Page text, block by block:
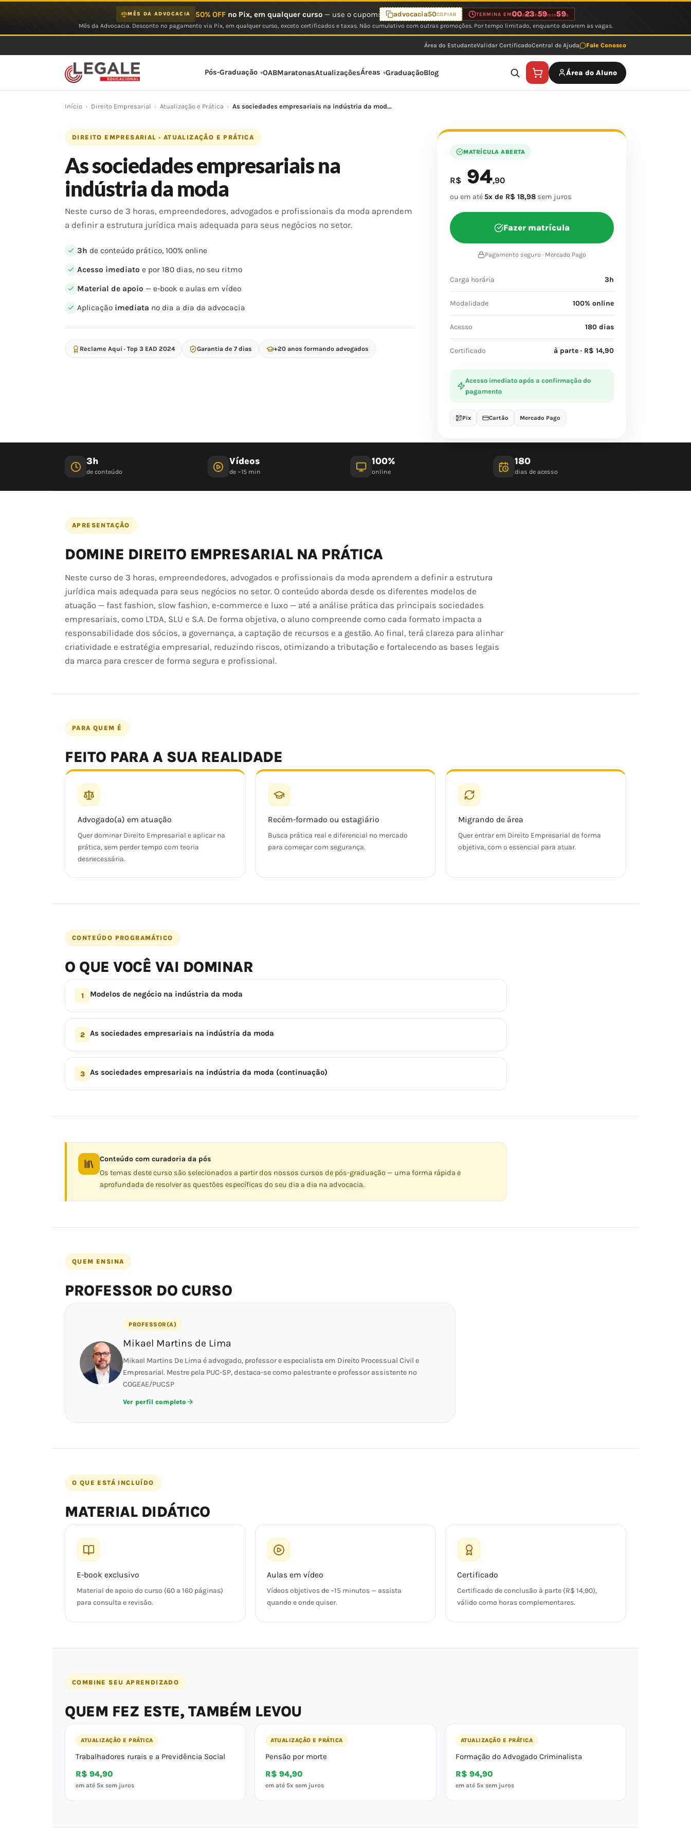
MÊS DA ADVOCACIA 50% OFFno Pix, em qualquer curso— use o cupom: advocacia50COPIAR TERMINA EM00d23 h59min59s
Mês da Advocacia. Desconto no pagamento via Pix, em qualquer curso, exceto certificados e taxas. Não cumulativo com outras promoções. Por tempo limitado, enquanto durarem as vagas.
Área do EstudanteValidar CertificadoCentral de Ajuda Fale Conosco
Pós-Graduação OABMaratonasAtualizaçõesÁreas GraduaçãoBlog Área do Aluno
Início › Direito Empresarial › Atualização e Prática › As sociedades empresariais na indústria da mod…
DIREITO EMPRESARIAL · ATUALIZAÇÃO E PRÁTICA
As sociedades empresariais na
indústria da moda
Neste curso de 3 horas, empreendedores, advogados e profissionais da moda aprendem
a definir a estrutura jurídica mais adequada para seus negócios no setor.
3h de conteúdo prático, 100% online
Acesso imediato e por 180 dias, no seu ritmo
Material de apoio — e-book e aulas em vídeo
Aplicação imediata no dia a dia da advocacia
Reclame Aqui · Top 3 EAD 2024 Garantia de 7 dias +20 anos formando advogados
MATRÍCULA ABERTA
R$ 94,90
ou em até 5x de R$ 18,98 sem juros
Fazer matrícula
Pagamento seguro · Mercado Pago
Carga horária 3h
Modalidade 100% online
Acesso 180 dias
Certificado à parte · R$ 14,90
Acesso imediato após a confirmação do
pagamento
Pix Cartão Mercado Pago
3h
de conteúdo
Vídeos
de ~15 min
100%
online
180
dias de acesso
APRESENTAÇÃO
DOMINE DIREITO EMPRESARIAL NA PRÁTICA
Neste curso de 3 horas, empreendedores, advogados e profissionais da moda aprendem a definir a estrutura
jurídica mais adequada para seus negócios no setor. O conteúdo aborda desde os diferentes modelos de
atuação — fast fashion, slow fashion, e-commerce e luxo — até a análise prática das principais sociedades
empresariais, como LTDA, SLU e S.A. De forma objetiva, o aluno compreende como cada formato impacta a
responsabilidade dos sócios, a governança, a captação de recursos e a gestão. Ao final, terá clareza para alinhar
criatividade e estratégia empresarial, reduzindo riscos, otimizando a tributação e fortalecendo as bases legais
da marca para crescer de forma segura e profissional.
PARA QUEM É
FEITO PARA A SUA REALIDADE
Advogado(a) em atuação
Quer dominar Direito Empresarial e aplicar na
prática, sem perder tempo com teoria
desnecessária.
Recém-formado ou estagiário
Busca prática real e diferencial no mercado
para começar com segurança.
Migrando de área
Quer entrar em Direito Empresarial de forma
objetiva, com o essencial para atuar.
CONTEÚDO PROGRAMÁTICO
O QUE VOCÊ VAI DOMINAR
1 Modelos de negócio na indústria da moda
2 As sociedades empresariais na indústria da moda
3 As sociedades empresariais na indústria da moda (continuação)
Conteúdo com curadoria da pós
Os temas deste curso são selecionados a partir dos nossos cursos de pós-graduação — uma forma rápida e
aprofundada de resolver as questões específicas do seu dia a dia na advocacia.
QUEM ENSINA
PROFESSOR DO CURSO
PROFESSOR(A)
Mikael Martins de Lima
Mikael Martins De Lima é advogado, professor e especialista em Direito Processual Civil e
Empresarial. Mestre pela PUC-SP, destaca-se como palestrante e professor assistente no
COGEAE/PUCSP
Ver perfil completo
O QUE ESTÁ INCLUÍDO
MATERIAL DIDÁTICO
E-book exclusivo
Material de apoio do curso (60 a 160 páginas)
para consulta e revisão.
Aulas em vídeo
Vídeos objetivos de ~15 minutos — assista
quando e onde quiser.
Certificado
Certificado de conclusão à parte (R$ 14,90),
válido como horas complementares.
COMBINE SEU APRENDIZADO
QUEM FEZ ESTE, TAMBÉM LEVOU
ATUALIZAÇÃO E PRÁTICA
Trabalhadores rurais e a Previdência Social
R$ 94,90
em até 5x sem juros
ATUALIZAÇÃO E PRÁTICA
Pensão por morte
R$ 94,90
em até 5x sem juros
ATUALIZAÇÃO E PRÁTICA
Formação do Advogado Criminalista
R$ 94,90
em até 5x sem juros